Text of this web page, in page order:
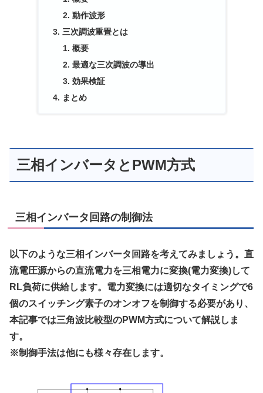
動作波形
三次調波重畳とは
概要
最適な三次調波の導出
効果検証
まとめ
三相インバータとPWM方式
三相インバータ回路の制御法
以下のような三相インバータ回路を考えてみましょう。直
流電圧源からの直流電力を三相電力に変換(電力変換)して
RL負荷に供給します。電力変換には適切なタイミングで6
個のスイッチング素子のオンオフを制御する必要があり、
本記事では三角波比較型のPWM方式について解説しま
す。
※制御手法は他にも様々存在します。